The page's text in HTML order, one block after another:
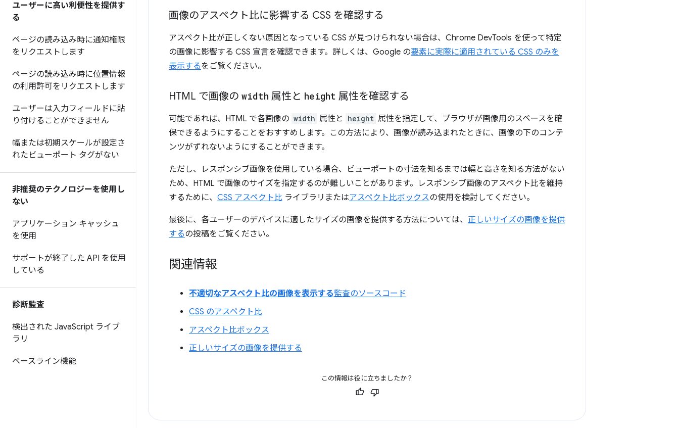
ユーザーに高い利便性を提供す
る
ページの読み込み時に通知権限
をリクエストします
ページの読み込み時に位置情報
の利用許可をリクエストします
ユーザーは入力フィールドに貼
り付けることができません
幅または初期スケールが設定さ
れたビューポート タグがない
非推奨のテクノロジーを使用し
ない
アプリケーション キャッシュ
を使用
サポートが終了した API を使用
している
診断監査
検出された JavaScript ライブ
ラリ
ベースライン機能
画像のアスペクト比に影響する CSS を確認する
アスペクト比が正しくない原因となっている CSS が見つけられない場合は、Chrome DevTools を使って特定
の画像に影響する CSS 宣言を確認できます。詳しくは、Google の要素に実際に適用されている CSS のみを
表示するをご覧ください。
HTML で画像の width 属性と height 属性を確認する
可能であれば、HTML で各画像の width 属性と height 属性を指定して、ブラウザが画像用のスペースを確
保できるようにすることをおすすめします。この方法により、画像が読み込まれたときに、画像の下のコンテ
ンツがずれないようにすることができます。
ただし、レスポンシブ画像を使用している場合、ビューポートの寸法を知るまでは幅と高さを知る方法がない
ため、HTML で画像のサイズを指定するのが難しいことがあります。レスポンシブ画像のアスペクト比を維持
するために、 CSS アスペクト比 ライブラリまたはアスペクト比ボックスの使用を検討してください。
最後に、各ユーザーのデバイスに適したサイズの画像を提供する方法については、 正しいサイズの画像を提供
するの投稿をご覧ください。
関連情報
不適切なアスペクト比の画像を表示する監査のソースコード
CSS のアスペクト比
アスペクト比ボックス
正しいサイズの画像を提供する
この情報は役に立ちましたか？